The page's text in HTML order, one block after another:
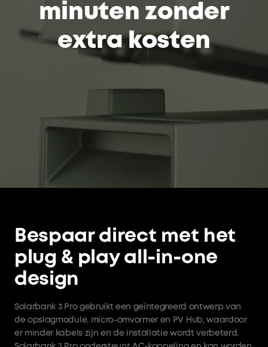
minuten zonder
extra kosten
Bespaar direct met het
plug & play all-in-one
design
Solarbank 3 Pro gebruikt een geïntegreerd ontwerp van
de opslagmodule, micro-omvormer en PV Hub, waardoor
er minder kabels zijn en de installatie wordt verbeterd.